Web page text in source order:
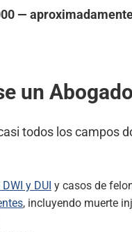
—
un
todos los campos
y DUI y casos de
, incluyendo muerte